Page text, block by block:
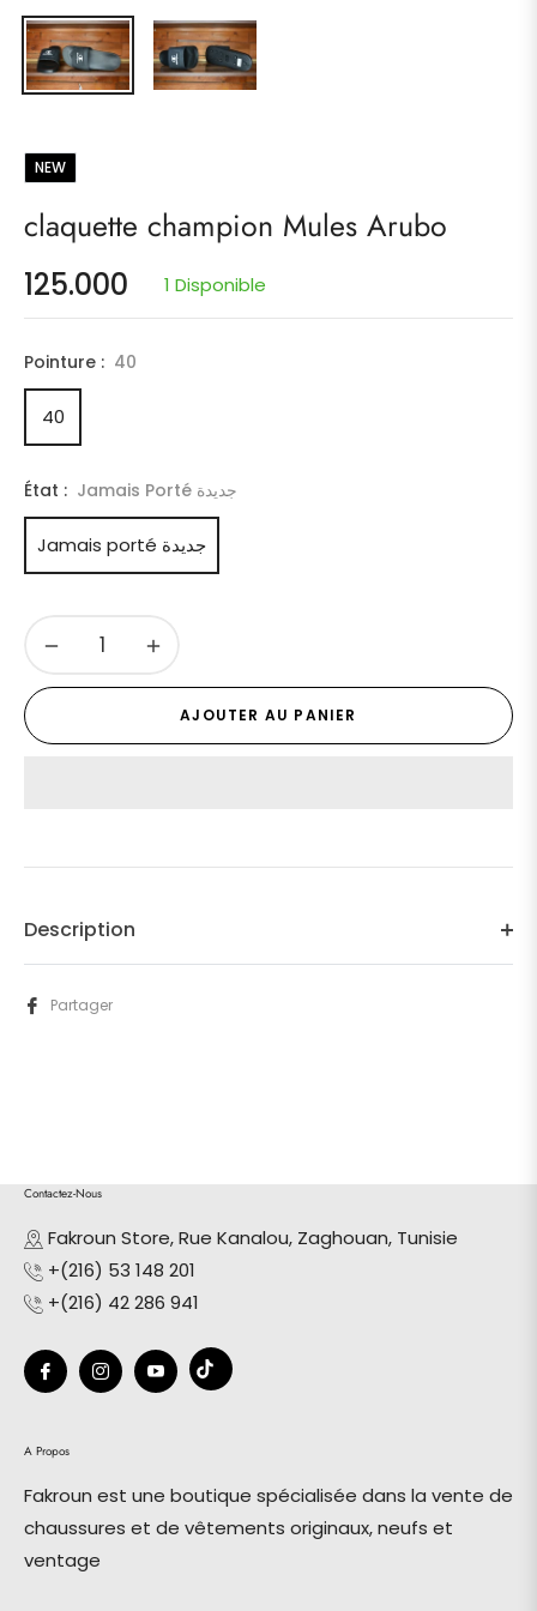
NEW
claquette champion Mules Arubo
Prix
habituel
125.000 1 Disponible
Pointure : 40
40
État : Jamais Porté جديدة
Jamais porté جديدة
− +
AJOUTER AU PANIER
Description
Partager
Contactez-Nous
Fakroun Store, Rue Kanalou, Zaghouan, Tunisie
+(216) 53 148 201
+(216) 42 286 941
Fb Ins You Tiktok
A Propos
Fakroun est une boutique spécialisée dans la vente de
chaussures et de vêtements originaux, neufs et
ventage